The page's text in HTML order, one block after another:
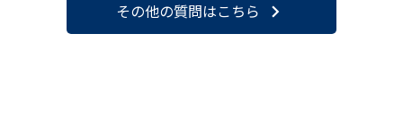
その他の質問はこちら chevron_right